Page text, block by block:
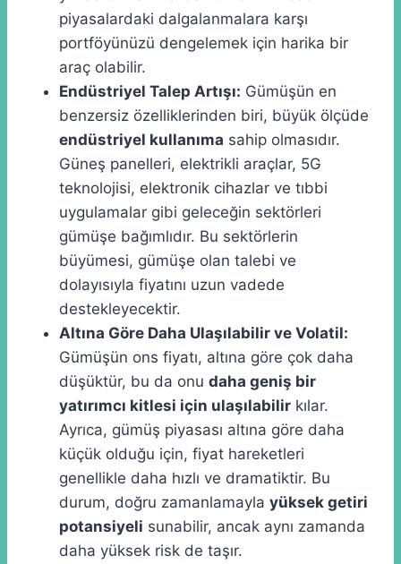
piyasalardaki dalgalanmalara karşı
portföyünüzü dengelemek için harika bir
araç olabilir.
Endüstriyel Talep Artışı: Gümüşün en
benzersiz özelliklerinden biri, büyük ölçüde
endüstriyel kullanıma sahip olmasıdır.
Güneş panelleri, elektrikli araçlar, 5G
teknolojisi, elektronik cihazlar ve tıbbi
uygulamalar gibi geleceğin sektörleri
gümüşe bağımlıdır. Bu sektörlerin
büyümesi, gümüşe olan talebi ve
dolayısıyla fiyatını uzun vadede
destekleyecektir.
Altına Göre Daha Ulaşılabilir ve Volatil:
Gümüşün ons fiyatı, altına göre çok daha
düşüktür, bu da onu daha geniş bir
yatırımcı kitlesi için ulaşılabilir kılar.
Ayrıca, gümüş piyasası altına göre daha
küçük olduğu için, fiyat hareketleri
genellikle daha hızlı ve dramatiktir. Bu
durum, doğru zamanlamayla yüksek getiri
potansiyeli sunabilir, ancak aynı zamanda
daha yüksek risk de taşır.